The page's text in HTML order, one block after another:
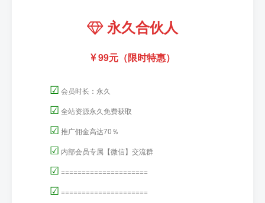
永久合伙人
99元（限时特惠）
☑ 会员时长：永久
☑ 全站资源永久免费获取
☑ 推广佣金高达70％
☑ 内部会员专属【微信】交流群
☑ =====================
☑ =====================